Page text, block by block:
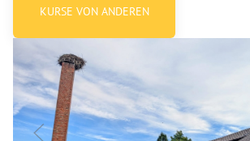
KURSE VON ANDEREN